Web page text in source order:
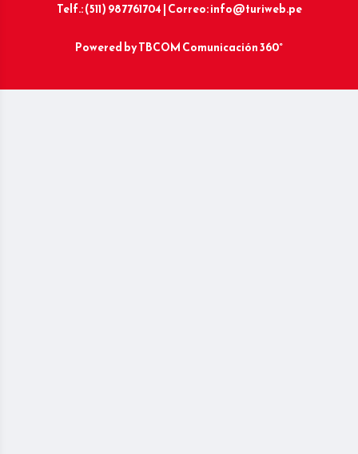
Telf.: (511) 987761704 | Correo: info@turiweb.pe
Powered byTBCOM Comunicación 360°